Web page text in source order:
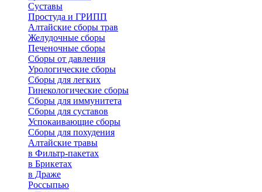
Суставы
Простуда и ГРИПП
Алтайские сборы трав
Желудочные сборы
Печеночные сборы
Сборы от давления
Урологические сборы
Сборы для легких
Гинекологические сборы
Сборы для иммунитета
Сборы для суставов
Успокаивающие сборы
Сборы для похудения
Алтайские травы
в Фильтр-пакетах
в Брикетах
в Драже
Россыпью